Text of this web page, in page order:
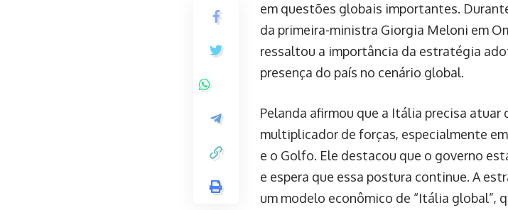
em questões globais importantes.
da primeira-ministra Giorgia Meloni em
ressaltou a importância da estratégia
presença do país no cenário global.
Pelanda afirmou que a Itália precisa atuar
multiplicador de forças, especialmente
e o Golfo. Ele destacou que o governo
e espera que essa postura continue. A
um modelo econômico de “Itália global”,